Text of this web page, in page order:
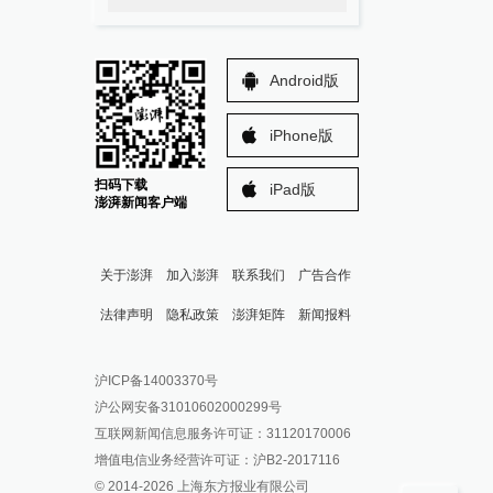
扫码下载
澎湃新闻客户端
Android版
iPhone版
iPad版
关于澎湃 加入澎湃 联系我们 广告合作
法律声明 隐私政策 澎湃矩阵
澎湃新闻公众号
澎湃新闻抖音号
派生万物开放平台
IP SHANGHAI
新闻报料
报料邮箱: news@thepaper.cn
沪ICP备14003370号
沪公网安备31010602000299号
互联网新闻信息服务许可证：31120170006
增值电信业务经营许可证：沪B2-2017116
© 2014-2026 上海东方报业有限公司